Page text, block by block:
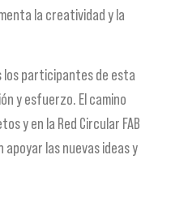
la creatividad y la
los participantes de esta
y esfuerzo. El camino
y en la Red Circular FAB
las nuevas ideas y